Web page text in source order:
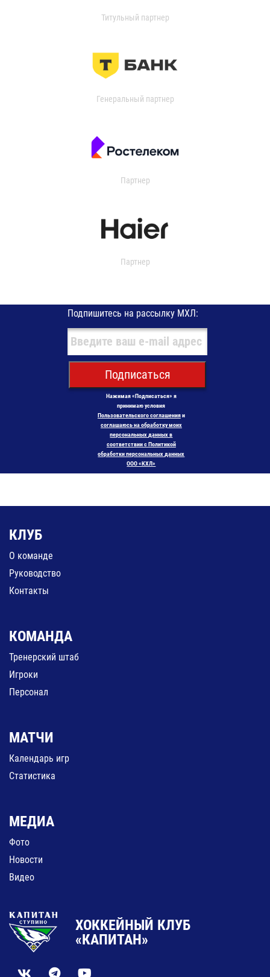
Титульный партнер
Генеральный партнер
Партнер
Партнер
Подпишитесь на рассылку МХЛ:
Подписаться
Нажимая «Подписаться» я
принимаю условия
Пользовательского соглашенияи
соглашаюсь на обработку моих
персональных данных в
соответствии с Политикой
обработки персональных данных
ООО «КХЛ»
КЛУБ
О команде
Руководство
Контакты
КОМАНДА
Тренерский штаб
Игроки
Персонал
МАТЧИ
Календарь игр
Статистика
МЕДИА
Фото
Новости
Видео
ХОККЕЙНЫЙ КЛУБ
«КАПИТАН»